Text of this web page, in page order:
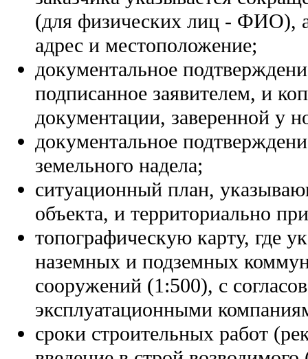
(для физических лиц - ФИО),
адрес и местоположение;
документальное
подписанное заявителем, и
документации, заверенной у
документальное
земельного надела;
ситуационный план,
объекта, и территориально
топографическую карту, где
наземных и подземных
сооружений (1:500), с
эксплуатационными
сроки строительных работ